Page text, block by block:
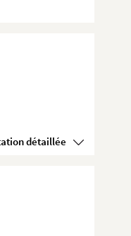
Voir la présentation détaillée